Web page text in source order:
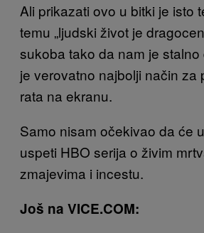
Ali prikazati ovo u bitki je isto
temu „ljudski život je
sukoba tako da nam je
je verovatno najbolji način za
rata na ekranu.
Samo nisam očekivao da će
uspeti HBO serija o živim
zmajevima i incestu.
Još na VICE.COM: